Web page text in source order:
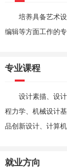
培养具备艺术
编辑等方面工作的专
专业课程
设计素描、设
程力学、机械设计
品创新设计、计算
就业方向